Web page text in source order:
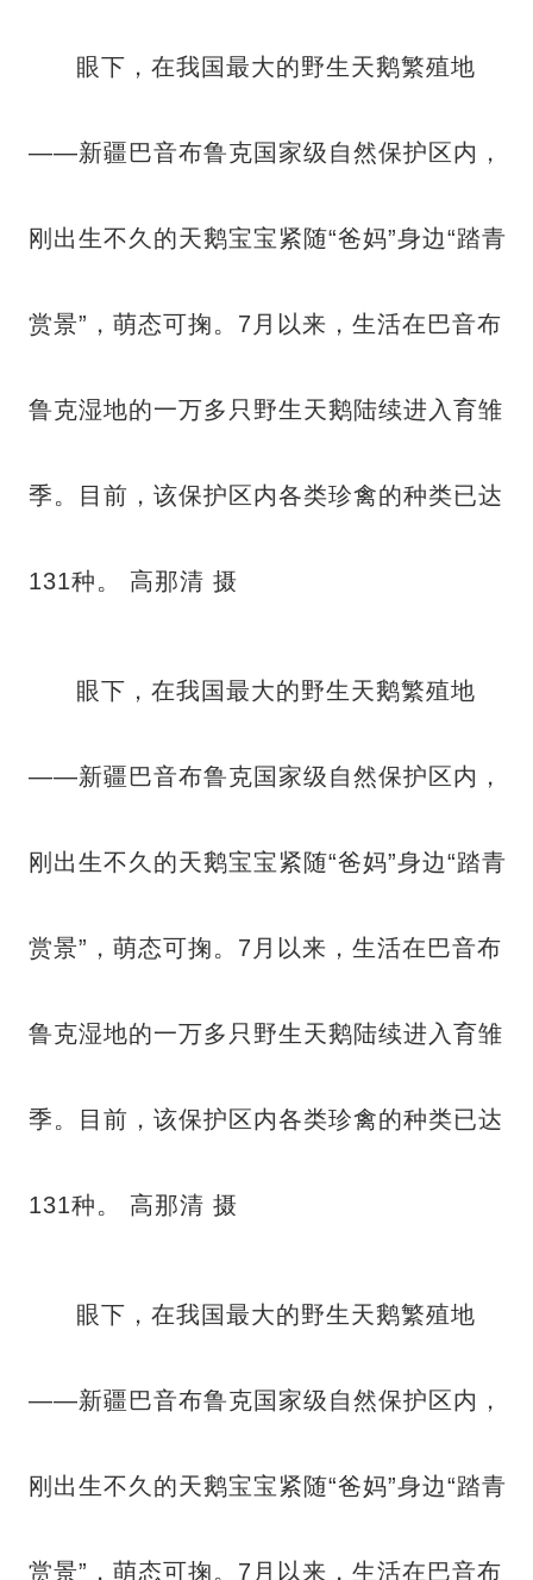
眼下，在我国最大的野生天鹅繁殖地
——新疆巴音布鲁克国家级自然保护区内，
刚出生不久的天鹅宝宝紧随“爸妈”身边“踏青
赏景”，萌态可掬。7月以来，生活在巴音布
鲁克湿地的一万多只野生天鹅陆续进入育雏
季。目前，该保护区内各类珍禽的种类已达
131种。 高那清 摄
眼下，在我国最大的野生天鹅繁殖地
——新疆巴音布鲁克国家级自然保护区内，
刚出生不久的天鹅宝宝紧随“爸妈”身边“踏青
赏景”，萌态可掬。7月以来，生活在巴音布
鲁克湿地的一万多只野生天鹅陆续进入育雏
季。目前，该保护区内各类珍禽的种类已达
131种。 高那清 摄
眼下，在我国最大的野生天鹅繁殖地
——新疆巴音布鲁克国家级自然保护区内，
刚出生不久的天鹅宝宝紧随“爸妈”身边“踏青
赏景”，萌态可掬。7月以来，生活在巴音布